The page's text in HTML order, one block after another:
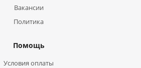
Вакансии
Политика
Помощь
Условия оплаты